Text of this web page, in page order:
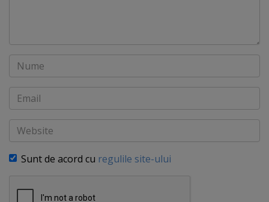
Nume
Email
Website
Sunt de acord cu regulile site-ului